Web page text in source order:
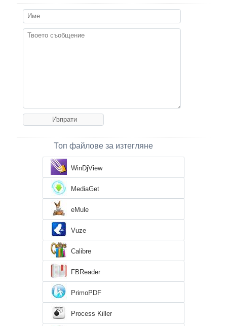
Топ файлове за изтегляне
WinDjView
MediaGet
eMule
Vuze
Calibre
FBReader
PrimoPDF
Process Killer